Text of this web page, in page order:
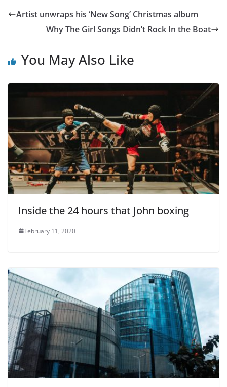
Artist unwraps his ‘New Song’ Christmas album
Why The Girl Songs Didn’t Rock In the Boat
You May Also Like
Inside the 24 hours that John boxing
February 11, 2020